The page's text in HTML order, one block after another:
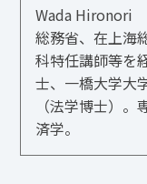
Wada Hironori
総務省、在上海
科特任講師等を
士、一橋大学大
（法学博士）
済学。